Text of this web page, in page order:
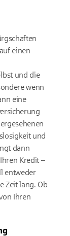
einen
und die
wenn
eine
und
dann
Kredit –
entweder
Zeit lang. Ob
Ihren